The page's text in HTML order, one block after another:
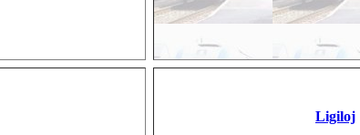
Ligiloj